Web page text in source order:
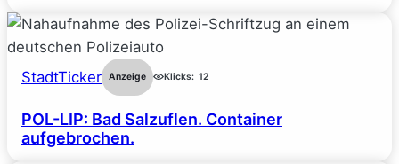
StadtTicker Anzeige Klicks: 12
POL-LIP: Bad Salzuflen. Container
aufgebrochen.